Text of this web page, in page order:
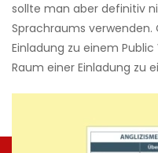
sollte man aber definitiv
Sprachraums verwenden.
Einladung zu einem
Raum einer Einladung zu